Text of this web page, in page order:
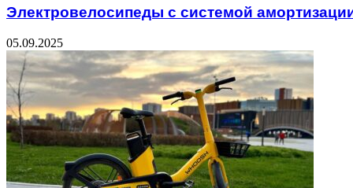
Электровелосипеды с системой
05.09.2025